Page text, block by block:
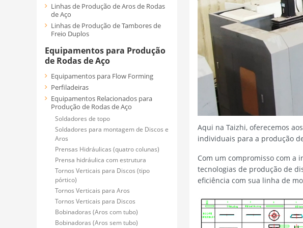
Aqui na Taizhi, oferecemos
individuais para a produção
Com um compromisso com a
tecnologias de produção de
eficiência com sua linha de
Linhas de Produção de Aros de Rodas
de Aço
Linhas de Produção de Tambores de
Freio Duplos
Equipamentos para Produção
de Rodas de Aço
Equipamentos para Flow Forming
Perfiladeiras
Equipamentos Relacionados para
Produção de Rodas de Aço
Soldadores de topo
Soldadores para montagem de Discos e
Aros
Prensas Hidráulicas (quatro colunas)
Prensa hidráulica com estrutura
Tornos Verticais para Discos (tipo
pórtico)
Tornos Verticais para Aros
Tornos Verticais para Discos
Bobinadoras (Aros com tubo)
Bobinadoras (Aros sem tubo)